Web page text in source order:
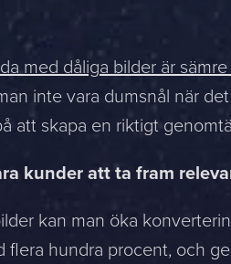
med dåliga bilder är
inte vara dumsnål när
att skapa en riktigt
kunder att ta fram
kan man öka
flera hundra procent, och